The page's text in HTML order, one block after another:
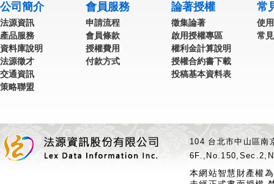
公司簡介
法源資訊
產品服務
資料庫說明
法源徵才
交通資訊
策略聯盟
會員服務
申請流程
會員條款
授權費用
付款方式
論著授權
徵集論著
啟用授權專區
權利金計算說明
授權合約書下載
投稿基本資料表
常
使
常
104 台北市中山區
本網站智慧財產權